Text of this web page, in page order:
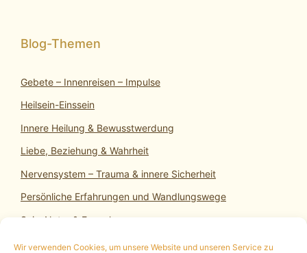
Wir verwenden Cookies, um unsere Website und unseren Service zu
Gebete – Innenreisen – Impulse
Heilsein-Einssein
Innere Heilung & Bewusstwerdung
Liebe, Beziehung & Wahrheit
Nervensystem – Trauma & innere Sicherheit
Persönliche Erfahrungen und Wandlungswege
SeinsNatur & Erwachen